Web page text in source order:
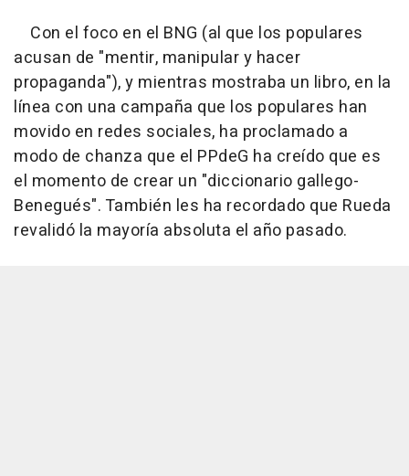
Con el foco en el BNG (al que los populares
acusan de "mentir, manipular y hacer
propaganda"), y mientras mostraba un libro, en la
línea con una campaña que los populares han
movido en redes sociales, ha proclamado a
modo de chanza que el PPdeG ha creído que es
el momento de crear un "diccionario gallego-
Benegués". También les ha recordado que Rueda
revalidó la mayoría absoluta el año pasado.